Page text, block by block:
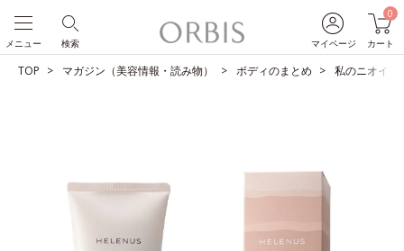
マイページ
0
カート
検索
メニュー
TOP マガジン（美容情報・読み物） ボディのまとめ 私のニオイ